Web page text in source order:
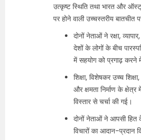
उत्कृष्ट स्थिति तथा भारत और
पर होने वाली उच्चस्तरीय बातचीत
दोनों नेताओं ने रक्षा,
देशों के लोगों के बीच
में सहयोग को प्रगाढ़ करने
शिक्षा, विशेषकर उच्च
और क्षमता निर्माण के क्षेत्र
विस्तार से चर्चा की गई।
दोनों नेताओं ने आपसी हित
विचारों का आदान-प्रदान